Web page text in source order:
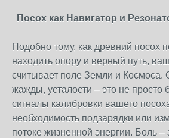
Посох как Навигатор и
Подобно тому, как древний посох
находить опору и верный путь,
считывает поле Земли и
жажды, усталости – это не просто
сигналы калибровки вашего
необходимость подзарядки или
потоке жизненной энергии. Боль